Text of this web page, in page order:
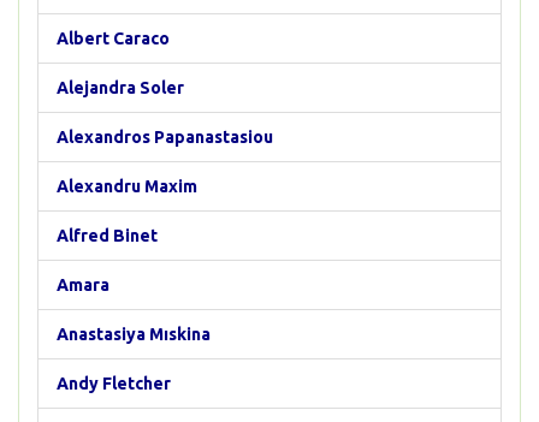
Albert Caraco
Alejandra Soler
Alexandros Papanastasiou
Alexandru Maxim
Alfred Binet
Amara
Anastasiya Mıskina
Andy Fletcher